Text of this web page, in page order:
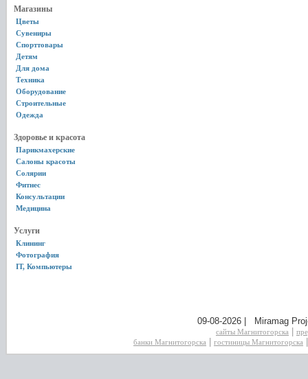
Магазины
Цветы
Сувениры
Спорттовары
Детям
Для дома
Техника
Оборудование
Строительные
Одежда
Здоровье и красота
Парикмахерские
Салоны красоты
Солярии
Фитнес
Консультации
Медицина
Услуги
Клининг
Фотография
IT, Компьютеры
09-08-2026 | Miramag
сайты Магнитогорска
банки Магнитогорска
гостиницы Магнитогорска